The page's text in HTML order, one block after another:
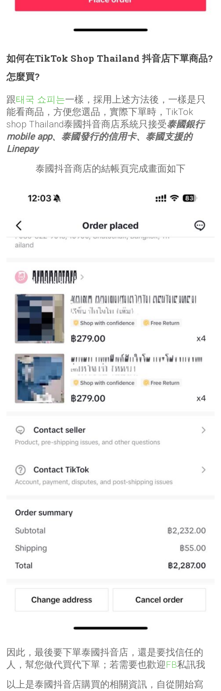
如何在TikTok Shop Thailand 抖音店下單商品?
怎麼買?
跟태국 쇼피는一樣，採用上述方法後，一樣是只
能看商品，方便您選品，實際下單時，TikTok
shop Thailand泰國抖音商店系統只接受泰國銀行
mobile app、泰國發行的信用卡、泰國支援的
Linepay
泰國抖音商店的結帳頁完成畫面如下
因此，最後要下單泰國抖音店，還是要找信任的
人，幫您做代買代下單；若需要也歡迎FB私訊我
以上是泰國抖音店購買的相關資訊，自從開始寫